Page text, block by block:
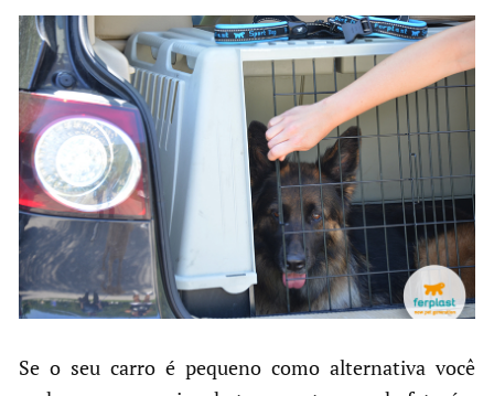
Se o seu carro é pequeno como alternativa você